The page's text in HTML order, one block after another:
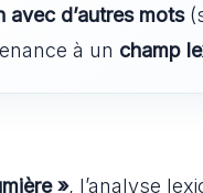
avec d’autres mots
à un champ
», l’analyse